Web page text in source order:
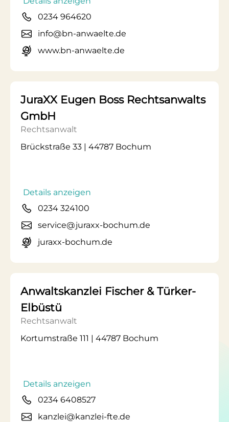
0234 964620
info@bn-anwaelte.de
www.bn-anwaelte.de
JuraXX Eugen Boss Rechtsanwalts
GmbH
Rechtsanwalt
Brückstraße 33 | 44787 Bochum
Details anzeigen
0234 324100
service@juraxx-bochum.de
juraxx-bochum.de
Anwaltskanzlei Fischer & Türker-
Elbüstü
Rechtsanwalt
Kortumstraße 111 | 44787 Bochum
Details anzeigen
0234 6408527
kanzlei@kanzlei-fte.de